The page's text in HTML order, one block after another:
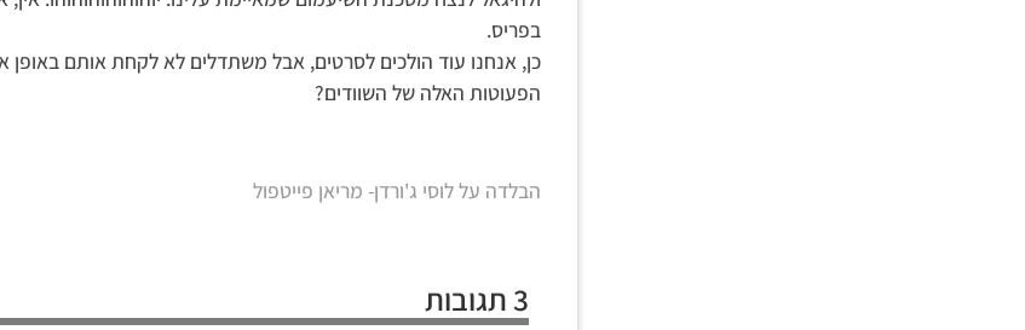
בפריס.
כן, אנחנו עוד הולכים לסרטים, אבל משתדלים לא לקחת אותם באופן
הפעוטות האלה של השוודים?
הבלדה על לוסי ג'ורדן- מריאן פייטפול
3 תגובות